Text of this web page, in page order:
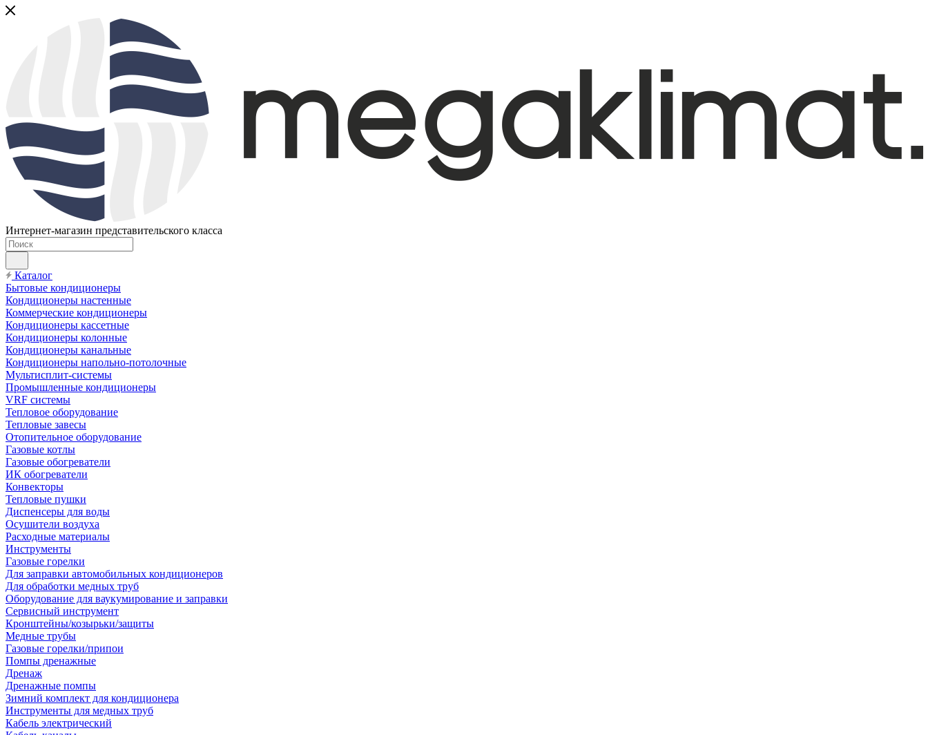
Интернет-магазин представительского класса
Каталог
Бытовые кондиционеры
Кондиционеры настенные
Коммерческие кондиционеры
Кондиционеры кассетные
Кондиционеры колонные
Кондиционеры канальные
Кондиционеры напольно-потолочные
Мультисплит-системы
Промышленные кондиционеры
VRF системы
Тепловое оборудование
Тепловые завесы
Отопительное оборудование
Газовые котлы
Газовые обогреватели
ИК обогреватели
Конвекторы
Тепловые пушки
Диспенсеры для воды
Осушители воздуха
Расходные материалы
Инструменты
Газовые горелки
Для заправки автомобильных кондиционеров
Для обработки медных труб
Оборудование для ваукумирование и заправки
Сервисный инструмент
Кронштейны/козырьки/защиты
Медные трубы
Газовые горелки/припои
Помпы дренажные
Дренаж
Дренажные помпы
Зимний комплект для кондиционера
Инструменты для медных труб
Кабель электрический